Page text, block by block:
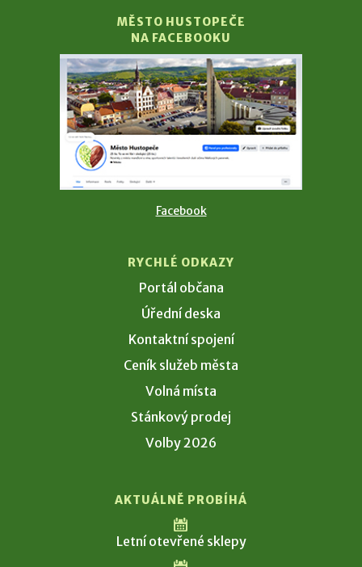
MĚSTO HUSTOPEČE
NA FACEBOOKU
Facebook
RYCHLÉ ODKAZY
Portál občana
Úřední deska
Kontaktní spojení
Ceník služeb města
Volná místa
Stánkový prodej
Volby 2026
AKTUÁLNĚ PROBÍHÁ
Letní otevřené sklepy